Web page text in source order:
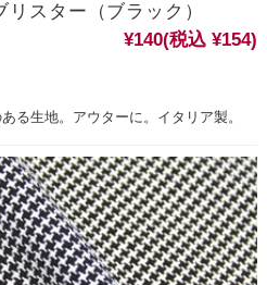
スター（ブラック）
¥140(税込 ¥154)
る生地。アウターに。イタリア製。